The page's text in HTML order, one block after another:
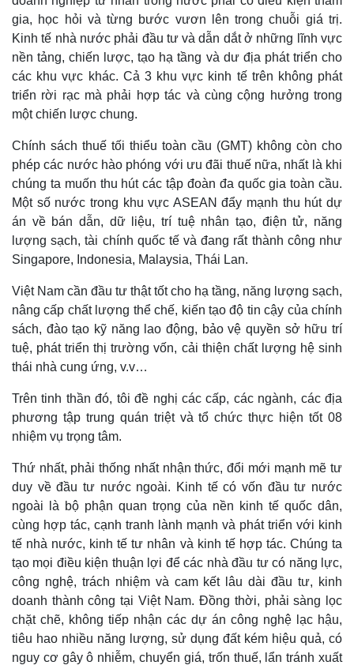
gia, học hỏi và từng bước vươn lên trong chuỗi giá trị.
Kinh tế nhà nước phải đầu tư và dẫn dắt ở những lĩnh vực
nền tảng, chiến lược, tạo hạ tầng và dư địa phát triển cho
các khu vực khác. Cả 3 khu vực kinh tế trên không phát
triển rời rạc mà phải hợp tác và cùng cộng hưởng trong
một chiến lược chung.
Chính sách thuế tối thiểu toàn cầu (GMT) không còn cho
phép các nước hào phóng với ưu đãi thuế nữa, nhất là khi
chúng ta muốn thu hút các tập đoàn đa quốc gia toàn cầu.
Một số nước trong khu vực ASEAN đẩy mạnh thu hút dự
án về bán dẫn, dữ liệu, trí tuệ nhân tạo, điện tử, năng
lượng sạch, tài chính quốc tế và đang rất thành công như
Singapore, Indonesia, Malaysia, Thái Lan.
Việt Nam cần đầu tư thật tốt cho hạ tầng, năng lượng sạch,
nâng cấp chất lượng thể chế, kiến tạo độ tin cậy của chính
sách, đào tạo kỹ năng lao động, bảo vệ quyền sở hữu trí
tuệ, phát triển thị trường vốn, cải thiện chất lượng hệ sinh
thái nhà cung ứng, v.v…
Trên tinh thần đó, tôi đề nghị các cấp, các ngành, các địa
phương tập trung quán triệt và tổ chức thực hiện tốt 08
nhiệm vụ trọng tâm.
Thứ nhất, phải thống nhất nhận thức, đổi mới mạnh mẽ tư
duy về đầu tư nước ngoài. Kinh tế có vốn đầu tư nước
ngoài là bộ phận quan trọng của nền kinh tế quốc dân,
cùng hợp tác, cạnh tranh lành mạnh và phát triển với kinh
tế nhà nước, kinh tế tư nhân và kinh tế hợp tác. Chúng ta
tạo mọi điều kiện thuận lợi để các nhà đầu tư có năng lực,
công nghệ, trách nhiệm và cam kết lâu dài đầu tư, kinh
doanh thành công tại Việt Nam. Đồng thời, phải sàng lọc
chặt chẽ, không tiếp nhận các dự án công nghệ lạc hậu,
tiêu hao nhiều năng lượng, sử dụng đất kém hiệu quả, có
nguy cơ gây ô nhiễm, chuyển giá, trốn thuế, lẩn tránh xuất